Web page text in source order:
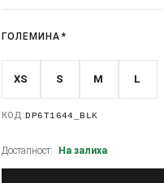
ГОЛЕМИНА *
XS S M L
КОД:DP6T1644_BLK
Достапност: На залиха